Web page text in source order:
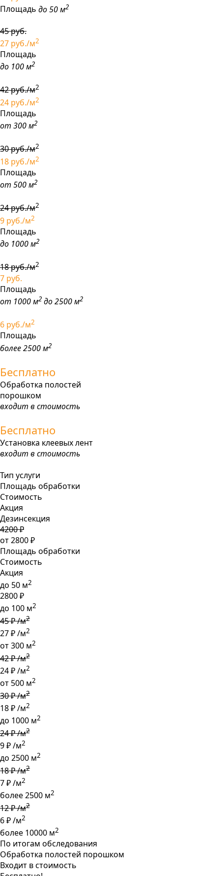
Площадь до 50 м2
45 руб.
27 руб./м2
Площадь
до 100 м2
42руб./м2
24 руб./м2
Площадь
от 300 м2
30руб./м2
18 руб./м2
Площадь
от 500 м2
24руб./м2
9 руб./м2
Площадь
до 1000 м2
18руб./м2
7 руб.
Площадь
от 1000 м2 до 2500 м2
6 руб./м2
Площадь
более 2500 м2
Бесплатно
Обработка полостей
порошком
входит в стоимость
Бесплатно
Установка клеевых лент
входит в стоимость
Тип услуги
Площадь обработки
Стоимость
Акция
Дезинсекция
4200 ₽
от2800 ₽
Площадь обработки
Стоимость
Акция
до 50 м2
2800 ₽
до 100 м2
45 ₽ /м2
27 ₽ /м2
от 300 м2
42 ₽ /м2
24 ₽ /м2
от 500 м2
30 ₽ /м2
18 ₽ /м2
до 1000 м2
24 ₽ /м2
9 ₽ /м2
до 2500 м2
18 ₽ /м2
7 ₽ /м2
более 2500 м2
12 ₽ /м2
6 ₽ /м2
более 10000 м2
По итогам обследования
Обработка полостей порошком
Входит в стоимость